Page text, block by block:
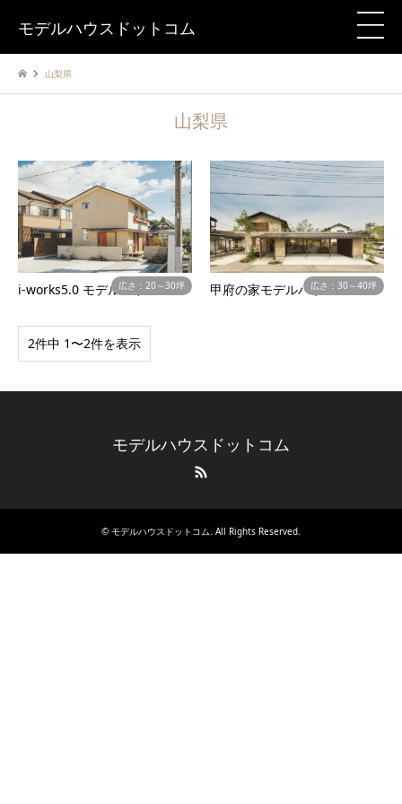
モデルハウスドットコム
山梨県
山梨県
i-works5.0 モデルハウス
広さ：20～30坪 甲府の家モデルハウス広さ：30～40坪
2件中 1〜2件を表示
モデルハウスドットコム
© モデルハウスドットコム . All Rights Reserved.